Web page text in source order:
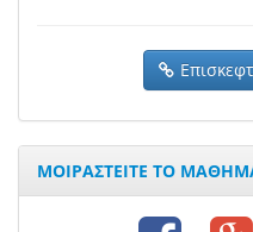
ΜΟΙΡΑΣΤΕΙΤΕ ΤΟ